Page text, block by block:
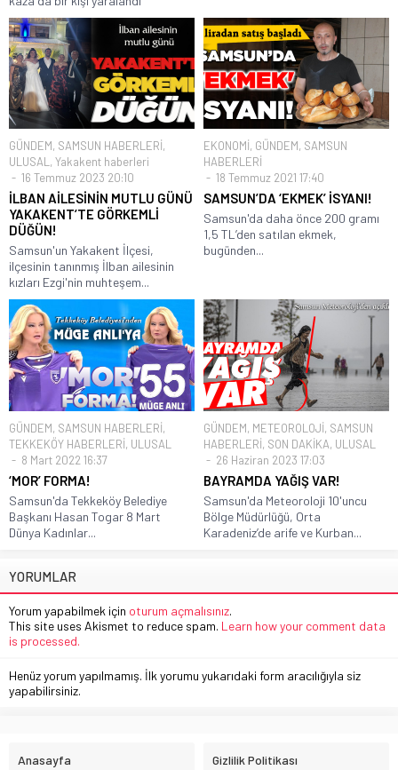
GÜNDEM, SAMSUN HABERLERİ,
ULUSAL, Yakakent haberleri
16 Temmuz 2023 20:10
İLBAN AİLESİNİN MUTLU GÜNÜ
YAKAKENT’TE GÖRKEMLİ
DÜĞÜN!
Samsun'un Yakakent İlçesi,
ilçesinin tanınmış İlban ailesinin
kızları Ezgi'nin muhteşem...
EKONOMİ, GÜNDEM, SAMSUN
HABERLERİ
18 Temmuz 2021 17:40
SAMSUN’DA ‘EKMEK’ İSYANI!
Samsun'da daha önce 200 gramı
1,5 TL’den satılan ekmek,
bugünden...
GÜNDEM, SAMSUN HABERLERİ,
TEKKEKÖY HABERLERİ, ULUSAL
8 Mart 2022 16:37
‘MOR’ FORMA!
Samsun'da Tekkeköy Belediye
Başkanı Hasan Togar 8 Mart
Dünya Kadınlar...
GÜNDEM, METEOROLOJİ, SAMSUN
HABERLERİ, SON DAKİKA, ULUSAL
26 Haziran 2023 17:03
BAYRAMDA YAĞIŞ VAR!
Samsun'da Meteoroloji 10'uncu
Bölge Müdürlüğü, Orta
Karadeniz’de arife ve Kurban...
YORUMLAR
Yorum yapabilmek için oturum açmalısınız.
This site uses Akismet to reduce spam. Learn how your comment data
is processed.
Henüz yorum yapılmamış. İlk yorumu yukarıdaki form aracılığıyla siz
yapabilirsiniz.
Anasayfa Gizlilik Politikası